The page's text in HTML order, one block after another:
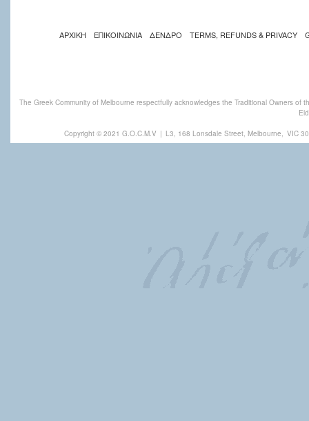
ΑΡΧΙΚΗ ΕΠΙΚΟΙΝΩΝΙΑ ΔΕΝΔΡΟ TERMS, REFUNDS & PRIVACY
The Greek Community of Melbourne respectfully acknowledges the Traditional Owners
Copyright © 2021 G.O.C.M.V | L3, 168 Lonsdale Street, Melbourne, VIC